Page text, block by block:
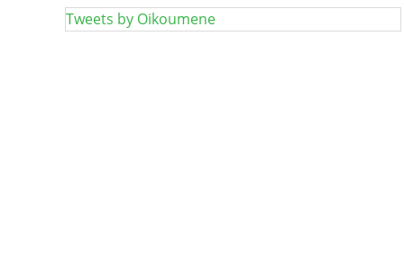
Tweets by Oikoumene